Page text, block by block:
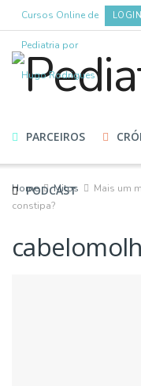
Cursos Online de
Pediatria por
Hugo Rodrigues
LOGIN
HOME CURSOS
PARCEIROS
PODCAST
Home Mitos
Mais um
constipa?